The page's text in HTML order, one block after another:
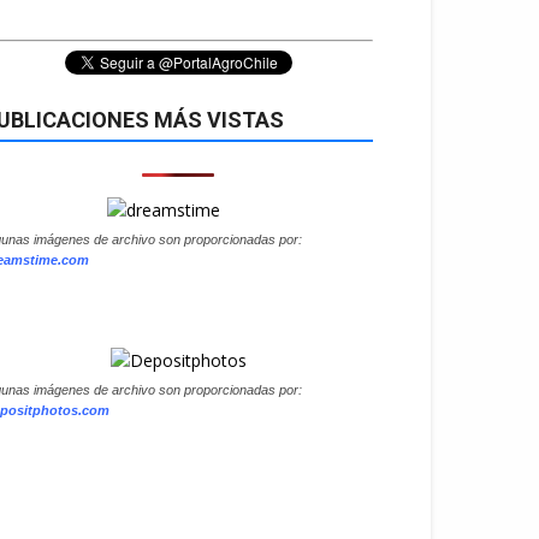
MÁS VISTAS
imágenes de archivo son proporcionadas por:
imágenes de archivo son proporcionadas por: